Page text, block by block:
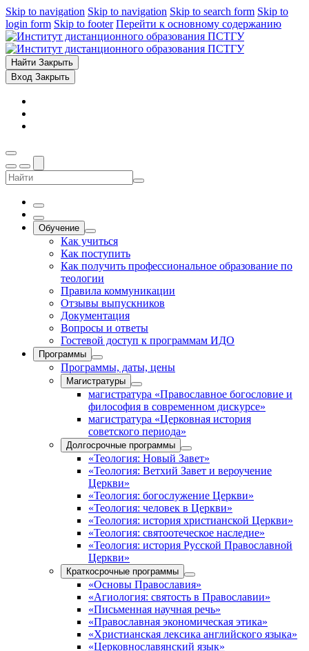
Skip to navigation Skip to navigation Skip to search form Skip to
login form Skip to footer Перейти к основному содержанию
Найти Закрыть
Вход Закрыть
Обучение
Как учиться
Как поступить
Как получить профессиональное образование по
теологии
Правила коммуникации
Отзывы выпускников
Документация
Вопросы и ответы
Гостевой доступ к программам ИДО
Программы
Программы, даты, цены
Магистратуры
магистратура «Православное богословие и
философия в современном дискурсе»
магистратура «Церковная история
советского периода»
Долгосрочные программы
«Теология: Новый Завет»
«Теология: Ветхий Завет и вероучение
Церкви»
«Теология: богослужение Церкви»
«Теология: человек в Церкви»
«Теология: история христианской Церкви»
«Теология: святоотеческое наследие»
«Теология: история Русской Православной
Церкви»
Краткосрочные программы
«Основы Православия»
«Агиология: святость в Православии»
«Письменная научная речь»
«Православная экономическая этика»
«Христианская лексика английского языка»
«Церковнославянский язык»